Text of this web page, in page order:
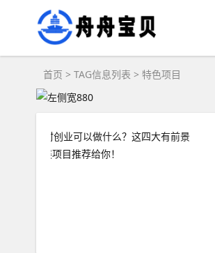
首页 > TAG信息列表 > 特色项目